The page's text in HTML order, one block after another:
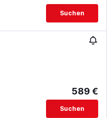
Suchen
589 €
Suchen